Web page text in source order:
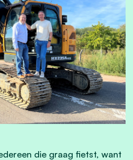
die graag fietst, want